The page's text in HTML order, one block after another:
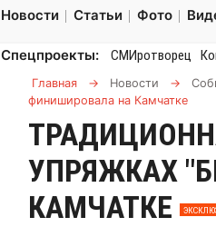
Новости Статьи Фото
Спецпроекты: СМИротворец
Главная → Новости →
финишировала на Камчатке
УПРЯЖКАХ
КАМЧАТКЕ